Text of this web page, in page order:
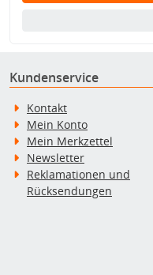
Kundenservice
Kontakt
Mein Konto
Mein Merkzettel
Newsletter
Reklamationen und
Rücksendungen